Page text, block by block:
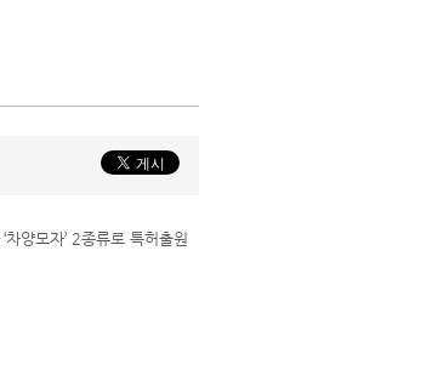
‘차양모자’ 2종류로 특허출원